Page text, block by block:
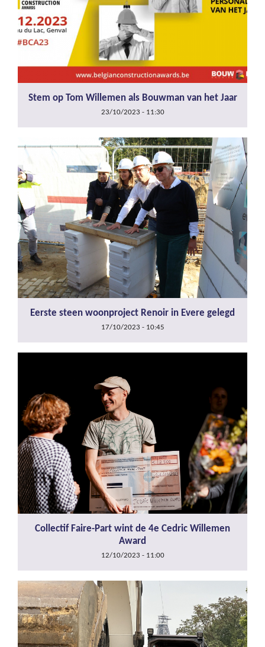
Stem op Tom Willemen als Bouwman van het Jaar
23/10/2023 - 11:30
Eerste steen woonproject Renoir in Evere gelegd
17/10/2023 - 10:45
Collectif Faire-Part wint de 4e Cedric Willemen
Award
12/10/2023 - 11:00